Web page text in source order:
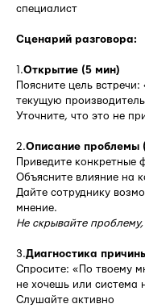
специалист
Сценарий разговора:
1.Открытие (5 мин)
Поясните цель
текущую
Уточните, что это не
2.Описание проблемы
Приведите
Объясните влияние на
Дайте сотруднику
мнение.
Не скрывайте
3.Диагностика
Спросите: «По твоему
не хочешь или система
Слушайте активно